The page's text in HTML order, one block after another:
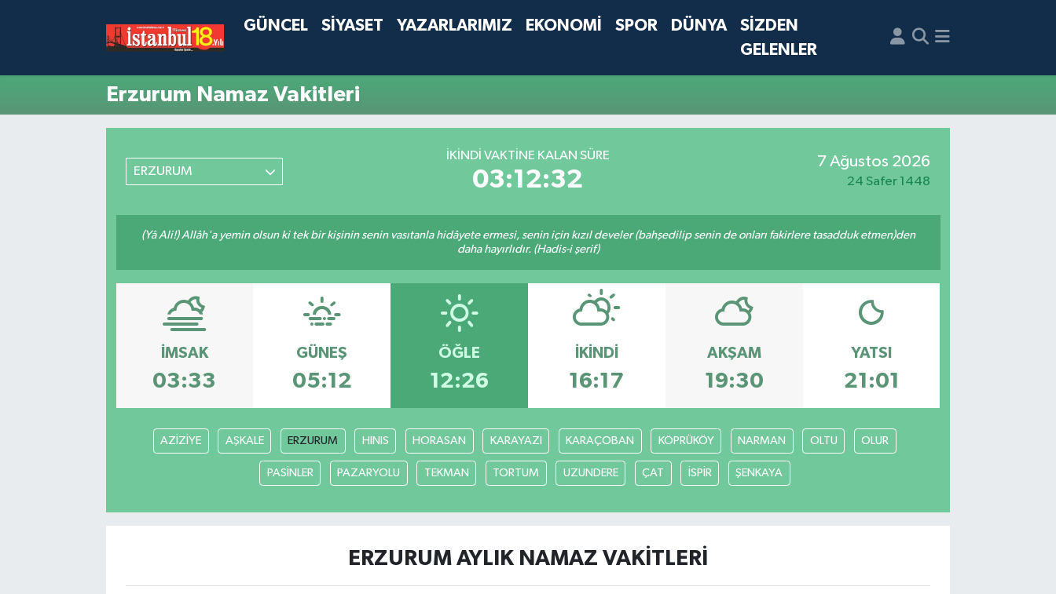
GÜNCEL SİYASET YAZARLARIMIZ EKONOMİ SPOR DÜNYA
SİZDEN
GELENLER
Erzurum Namaz Vakitleri
ERZURUM
İKINDI VAKTINE KALAN SÜRE
03:12:32
7 Ağustos 2026
24 Safer 1448
(Yâ Ali!) Allâh'a yemin olsun ki tek bir kişinin senin vasıtanla hidâyete ermesi, senin için kızıl develer (bahşedilip senin de onları fakirlere tasadduk etmen)den
daha hayırlıdır. (Hadis-i şerif)
İMSAK
03:33
GÜNEŞ
05:12
ÖĞLE
12:26
İKINDI
16:17
AKŞAM
19:30
YATSI
21:01
AZİZİYE AŞKALE ERZURUM HINIS HORASAN KARAYAZI KARAÇOBAN KÖPRÜKÖY NARMAN OLTU OLUR
PASİNLER PAZARYOLU TEKMAN TORTUM UZUNDERE ÇAT İSPİR ŞENKAYA
ERZURUM AYLIK NAMAZ VAKITLERI